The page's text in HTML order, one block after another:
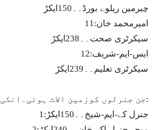
چیرمین ریلوے بورڈ۔۔150ایکڑ
11:امیرمحمد خان
سیکرٹری صحت۔۔238ایکڑ
12:ایس-ایم-شریف
سیکرٹری تعلیم۔۔239ایکڑ
جن جنرلوں کوزمین الاٹ ہوئی۔انکی تفصیل یوں ہے:
1:جنرل کے-ایم-شیخ۔۔150ایکڑ